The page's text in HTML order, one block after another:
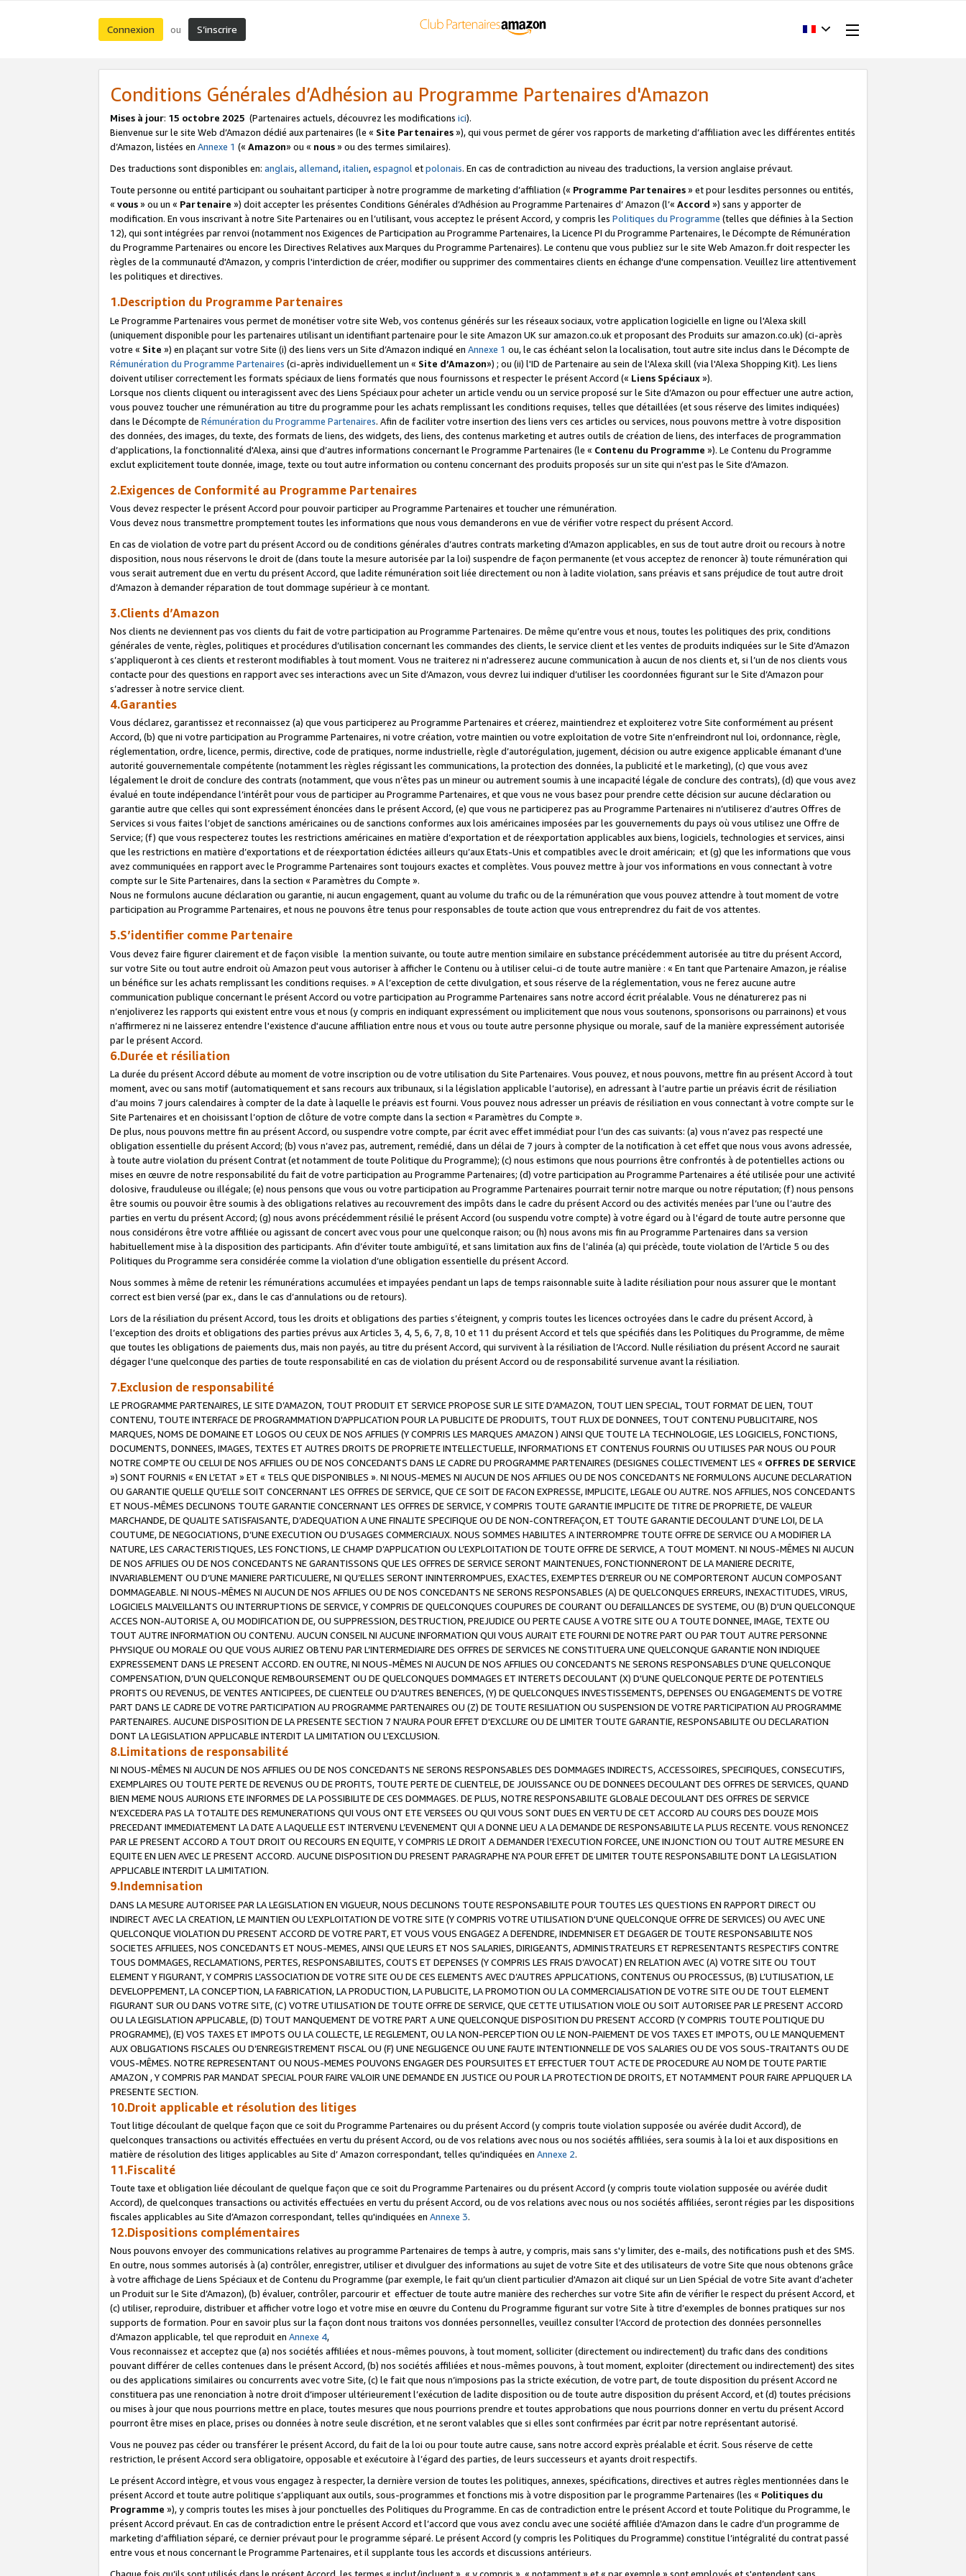
Connexion ou S’inscrire
Conditions Générales d’Adhésion au Programme Partenaires d'Amazon
Mises à jour: 15 octobre 2025 (Partenaires actuels, découvrez les modifications ici).
Bienvenue sur le site Web d’Amazon dédié aux partenaires (le « Site Partenaires»), qui vous permet de gérer vos rapports de marketing d’affiliation avec les différentes entités
d’Amazon, listées en Annexe 1 (« Amazon» ou « nous» ou des termes similaires).
Des traductions sont disponibles en: anglais,allemand,italien,espagnoletpolonais. En cas de contradiction au niveau des traductions, la version anglaise prévaut.
Toute personne ou entité participant ou souhaitant participer à notre programme de marketing d’affiliation (« Programme Partenaires» et pour lesdites personnes ou entités,
« vous» ou un « Partenaire ») doit accepter les présentes Conditions Générales d’Adhésion au Programme Partenaires d’ Amazon (l’« Accord ») sans y apporter de
modification. En vous inscrivant à notre Site Partenaires ou en l’utilisant, vous acceptez le présent Accord, y compris les Politiques du Programme (telles que définies à la Section
12), qui sont intégrées par renvoi (notamment nos Exigences de Participation au Programme Partenaires, la Licence PI du Programme Partenaires, le Décompte de Rémunération
du Programme Partenaires ou encore les Directives Relatives aux Marques du Programme Partenaires). Le contenu que vous publiez sur le site Web Amazon.fr doit respecter les
règles de la communauté d'Amazon, y compris l'interdiction de créer, modifier ou supprimer des commentaires clients en échange d'une compensation. Veuillez lire attentivement
les politiques et directives.
1.Description du Programme Partenaires
Le Programme Partenaires vous permet de monétiser votre site Web, vos contenus générés sur les réseaux sociaux, votre application logicielle en ligne ou l'Alexa skill
(uniquement disponible pour les partenaires utilisant un identifiant partenaire pour le site Amazon UK sur amazon.co.uk et proposant des Produits sur amazon.co.uk) (ci-après
votre « Site ») en plaçant sur votre Site (i) des liens vers un Site d’Amazon indiqué en Annexe 1 ou, le cas échéant selon la localisation, tout autre site inclus dans le Décompte de
Rémunération du Programme Partenaires (ci-après individuellement un « Site d’Amazon») ; ou (ii) l'ID de Partenaire au sein de l'Alexa skill (via l'Alexa Shopping Kit). Les liens
doivent utiliser correctement les formats spéciaux de liens formatés que nous fournissons et respecter le présent Accord (« Liens Spéciaux»).
Lorsque nos clients cliquent ou interagissent avec des Liens Spéciaux pour acheter un article vendu ou un service proposé sur le Site d’Amazon ou pour effectuer une autre action,
vous pouvez toucher une rémunération au titre du programme pour les achats remplissant les conditions requises, telles que détaillées (et sous réserve des limites indiquées)
dans le Décompte de Rémunération du Programme Partenaires. Afin de faciliter votre insertion des liens vers ces articles ou services, nous pouvons mettre à votre disposition
des données, des images, du texte, des formats de liens, des widgets, des liens, des contenus marketing et autres outils de création de liens, des interfaces de programmation
d’applications, la fonctionnalité d'Alexa, ainsi que d’autres informations concernant le Programme Partenaires (le « Contenu du Programme »). Le Contenu du Programme
exclut explicitement toute donnée, image, texte ou tout autre information ou contenu concernant des produits proposés sur un site qui n’est pas le Site d’Amazon.
2.Exigences de Conformité au Programme Partenaires
Vous devez respecter le présent Accord pour pouvoir participer au Programme Partenaires et toucher une rémunération.
Vous devez nous transmettre promptement toutes les informations que nous vous demanderons en vue de vérifier votre respect du présent Accord.
En cas de violation de votre part du présent Accord ou de conditions générales d’autres contrats marketing d’Amazon applicables, en sus de tout autre droit ou recours à notre
disposition, nous nous réservons le droit de (dans toute la mesure autorisée par la loi) suspendre de façon permanente (et vous acceptez de renoncer à) toute rémunération qui
vous serait autrement due en vertu du présent Accord, que ladite rémunération soit liée directement ou non à ladite violation, sans préavis et sans préjudice de tout autre droit
d’Amazon à demander réparation de tout dommage supérieur à ce montant.
3.Clients d’Amazon
Nos clients ne deviennent pas vos clients du fait de votre participation au Programme Partenaires. De même qu’entre vous et nous, toutes les politiques des prix, conditions
générales de vente, règles, politiques et procédures d’utilisation concernant les commandes des clients, le service client et les ventes de produits indiquées sur le Site d’Amazon
s’appliqueront à ces clients et resteront modifiables à tout moment. Vous ne traiterez ni n'adresserez aucune communication à aucun de nos clients et, si l’un de nos clients vous
contacte pour des questions en rapport avec ses interactions avec un Site d’Amazon, vous devrez lui indiquer d’utiliser les coordonnées figurant sur le Site d’Amazon pour
s’adresser à notre service client.
4.Garanties
Vous déclarez, garantissez et reconnaissez (a) que vous participerez au Programme Partenaires et créerez, maintiendrez et exploiterez votre Site conformément au présent
Accord, (b) que ni votre participation au Programme Partenaires, ni votre création, votre maintien ou votre exploitation de votre Site n’enfreindront nul loi, ordonnance, règle,
réglementation, ordre, licence, permis, directive, code de pratiques, norme industrielle, règle d’autorégulation, jugement, décision ou autre exigence applicable émanant d’une
autorité gouvernementale compétente (notamment les règles régissant les communications, la protection des données, la publicité et le marketing), (c) que vous avez
légalement le droit de conclure des contrats (notamment, que vous n’êtes pas un mineur ou autrement soumis à une incapacité légale de conclure des contrats), (d) que vous avez
évalué en toute indépendance l’intérêt pour vous de participer au Programme Partenaires, et que vous ne vous basez pour prendre cette décision sur aucune déclaration ou
garantie autre que celles qui sont expressément énoncées dans le présent Accord, (e) que vous ne participerez pas au Programme Partenaires ni n’utiliserez d’autres Offres de
Services si vous faites l’objet de sanctions américaines ou de sanctions conformes aux lois américaines imposées par les gouvernements du pays où vous utilisez une Offre de
Service; (f) que vous respecterez toutes les restrictions américaines en matière d’exportation et de réexportation applicables aux biens, logiciels, technologies et services, ainsi
que les restrictions en matière d’exportations et de réexportation édictées ailleurs qu’aux Etats-Unis et compatibles avec le droit américain; et (g) que les informations que vous
avez communiquées en rapport avec le Programme Partenaires sont toujours exactes et complètes. Vous pouvez mettre à jour vos informations en vous connectant à votre
compte sur le Site Partenaires, dans la section « Paramètres du Compte ».
Nous ne formulons aucune déclaration ou garantie, ni aucun engagement, quant au volume du trafic ou de la rémunération que vous pouvez attendre à tout moment de votre
participation au Programme Partenaires, et nous ne pouvons être tenus pour responsables de toute action que vous entreprendrez du fait de vos attentes.
5.S’identifier comme Partenaire
Vous devez faire figurer clairement et de façon visible la mention suivante, ou toute autre mention similaire en substance précédemment autorisée au titre du présent Accord,
sur votre Site ou tout autre endroit où Amazon peut vous autoriser à afficher le Contenu ou à utiliser celui-ci de toute autre manière : « En tant que Partenaire Amazon, je réalise
un bénéfice sur les achats remplissant les conditions requises. » A l’exception de cette divulgation, et sous réserve de la réglementation, vous ne ferez aucune autre
communication publique concernant le présent Accord ou votre participation au Programme Partenaires sans notre accord écrit préalable. Vous ne dénaturerez pas ni
n’enjoliverez les rapports qui existent entre vous et nous (y compris en indiquant expressément ou implicitement que nous vous soutenons, sponsorisons ou parrainons) et vous
n’affirmerez ni ne laisserez entendre l'existence d'aucune affiliation entre nous et vous ou toute autre personne physique ou morale, sauf de la manière expressément autorisée
par le présent Accord.
6.Durée et résiliation
La durée du présent Accord débute au moment de votre inscription ou de votre utilisation du Site Partenaires. Vous pouvez, et nous pouvons, mettre fin au présent Accord à tout
moment, avec ou sans motif (automatiquement et sans recours aux tribunaux, si la législation applicable l’autorise), en adressant à l’autre partie un préavis écrit de résiliation
d’au moins 7 jours calendaires à compter de la date à laquelle le préavis est fourni. Vous pouvez nous adresser un préavis de résiliation en vous connectant à votre compte sur le
Site Partenaires et en choisissant l’option de clôture de votre compte dans la section « Paramètres du Compte ».
De plus, nous pouvons mettre fin au présent Accord, ou suspendre votre compte, par écrit avec effet immédiat pour l’un des cas suivants: (a) vous n’avez pas respecté une
obligation essentielle du présent Accord; (b) vous n’avez pas, autrement, remédié, dans un délai de 7 jours à compter de la notification à cet effet que nous vous avons adressée,
à toute autre violation du présent Contrat (et notamment de toute Politique du Programme); (c) nous estimons que nous pourrions être confrontés à de potentielles actions ou
mises en œuvre de notre responsabilité du fait de votre participation au Programme Partenaires; (d) votre participation au Programme Partenaires a été utilisée pour une activité
dolosive, frauduleuse ou illégale; (e) nous pensons que vous ou votre participation au Programme Partenaires pourrait ternir notre marque ou notre réputation; (f) nous pensons
être soumis ou pouvoir être soumis à des obligations relatives au recouvrement des impôts dans le cadre du présent Accord ou des activités menées par l’une ou l’autre des
parties en vertu du présent Accord; (g) nous avons précédemment résilié le présent Accord (ou suspendu votre compte) à votre égard ou à l'égard de toute autre personne que
nous considérons être votre affiliée ou agissant de concert avec vous pour une quelconque raison; ou (h) nous avons mis fin au Programme Partenaires dans sa version
habituellement mise à la disposition des participants. Afin d’éviter toute ambiguïté, et sans limitation aux fins de l’alinéa (a) qui précède, toute violation de l’Article 5 ou des
Politiques du Programme sera considérée comme la violation d’une obligation essentielle du présent Accord.
Nous sommes à même de retenir les rémunérations accumulées et impayées pendant un laps de temps raisonnable suite à ladite résiliation pour nous assurer que le montant
correct est bien versé (par ex., dans le cas d’annulations ou de retours).
Lors de la résiliation du présent Accord, tous les droits et obligations des parties s’éteignent, y compris toutes les licences octroyées dans le cadre du présent Accord, à
l’exception des droits et obligations des parties prévus aux Articles 3, 4, 5, 6, 7, 8, 10 et 11 du présent Accord et tels que spécifiés dans les Politiques du Programme, de même
que toutes les obligations de paiements dus, mais non payés, au titre du présent Accord, qui survivent à la résiliation de l’Accord. Nulle résiliation du présent Accord ne saurait
dégager l'une quelconque des parties de toute responsabilité en cas de violation du présent Accord ou de responsabilité survenue avant la résiliation.
7.Exclusion de responsabilité
LE PROGRAMME PARTENAIRES, LE SITE D’AMAZON, TOUT PRODUIT ET SERVICE PROPOSE SUR LE SITE D’AMAZON, TOUT LIEN SPECIAL, TOUT FORMAT DE LIEN, TOUT
CONTENU, TOUTE INTERFACE DE PROGRAMMATION D'APPLICATION POUR LA PUBLICITE DE PRODUITS, TOUT FLUX DE DONNEES, TOUT CONTENU PUBLICITAIRE, NOS
MARQUES, NOMS DE DOMAINE ET LOGOS OU CEUX DE NOS AFFILIES (Y COMPRIS LES MARQUES AMAZON ) AINSI QUE TOUTE LA TECHNOLOGIE, LES LOGICIELS, FONCTIONS,
DOCUMENTS, DONNEES, IMAGES, TEXTES ET AUTRES DROITS DE PROPRIETE INTELLECTUELLE, INFORMATIONS ET CONTENUS FOURNIS OU UTILISES PAR NOUS OU POUR
NOTRE COMPTE OU CELUI DE NOS AFFILIES OU DE NOS CONCEDANTS DANS LE CADRE DU PROGRAMME PARTENAIRES (DESIGNES COLLECTIVEMENT LES « OFFRES DE SERVICE
») SONT FOURNIS « EN L’ETAT » ET « TELS QUE DISPONIBLES ». NI NOUS-MEMES NI AUCUN DE NOS AFFILIES OU DE NOS CONCEDANTS NE FORMULONS AUCUNE DECLARATION
OU GARANTIE QUELLE QU’ELLE SOIT CONCERNANT LES OFFRES DE SERVICE, QUE CE SOIT DE FACON EXPRESSE, IMPLICITE, LEGALE OU AUTRE. NOS AFFILIES, NOS CONCEDANTS
ET NOUS-MÊMES DECLINONS TOUTE GARANTIE CONCERNANT LES OFFRES DE SERVICE, Y COMPRIS TOUTE GARANTIE IMPLICITE DE TITRE DE PROPRIETE, DE VALEUR
MARCHANDE, DE QUALITE SATISFAISANTE, D’ADEQUATION A UNE FINALITE SPECIFIQUE OU DE NON-CONTREFAÇON, ET TOUTE GARANTIE DECOULANT D’UNE LOI, DE LA
COUTUME, DE NEGOCIATIONS, D’UNE EXECUTION OU D’USAGES COMMERCIAUX. NOUS SOMMES HABILITES A INTERROMPRE TOUTE OFFRE DE SERVICE OU A MODIFIER LA
NATURE, LES CARACTERISTIQUES, LES FONCTIONS, LE CHAMP D’APPLICATION OU L’EXPLOITATION DE TOUTE OFFRE DE SERVICE, A TOUT MOMENT. NI NOUS-MÊMES NI AUCUN
DE NOS AFFILIES OU DE NOS CONCEDANTS NE GARANTISSONS QUE LES OFFRES DE SERVICE SERONT MAINTENUES, FONCTIONNERONT DE LA MANIERE DECRITE,
INVARIABLEMENT OU D’UNE MANIERE PARTICULIERE, NI QU’ELLES SERONT ININTERROMPUES, EXACTES, EXEMPTES D’ERREUR OU NE COMPORTERONT AUCUN COMPOSANT
DOMMAGEABLE. NI NOUS-MÊMES NI AUCUN DE NOS AFFILIES OU DE NOS CONCEDANTS NE SERONS RESPONSABLES (A) DE QUELCONQUES ERREURS, INEXACTITUDES, VIRUS,
LOGICIELS MALVEILLANTS OU INTERRUPTIONS DE SERVICE, Y COMPRIS DE QUELCONQUES COUPURES DE COURANT OU DEFAILLANCES DE SYSTEME, OU (B) D'UN QUELCONQUE
ACCES NON-AUTORISE A, OU MODIFICATION DE, OU SUPPRESSION, DESTRUCTION, PREJUDICE OU PERTE CAUSE A VOTRE SITE OU A TOUTE DONNEE, IMAGE, TEXTE OU
TOUT AUTRE INFORMATION OU CONTENU. AUCUN CONSEIL NI AUCUNE INFORMATION QUI VOUS AURAIT ETE FOURNI DE NOTRE PART OU PAR TOUT AUTRE PERSONNE
PHYSIQUE OU MORALE OU QUE VOUS AURIEZ OBTENU PAR L’INTERMEDIAIRE DES OFFRES DE SERVICES NE CONSTITUERA UNE QUELCONQUE GARANTIE NON INDIQUEE
EXPRESSEMENT DANS LE PRESENT ACCORD. EN OUTRE, NI NOUS-MÊMES NI AUCUN DE NOS AFFILIES OU CONCEDANTS NE SERONS RESPONSABLES D’UNE QUELCONQUE
COMPENSATION, D’UN QUELCONQUE REMBOURSEMENT OU DE QUELCONQUES DOMMAGES ET INTERETS DECOULANT (X) D'UNE QUELCONQUE PERTE DE POTENTIELS
PROFITS OU REVENUS, DE VENTES ANTICIPEES, DE CLIENTELE OU D'AUTRES BENEFICES, (Y) DE QUELCONQUES INVESTISSEMENTS, DEPENSES OU ENGAGEMENTS DE VOTRE
PART DANS LE CADRE DE VOTRE PARTICIPATION AU PROGRAMME PARTENAIRES OU (Z) DE TOUTE RESILIATION OU SUSPENSION DE VOTRE PARTICIPATION AU PROGRAMME
PARTENAIRES. AUCUNE DISPOSITION DE LA PRESENTE SECTION 7 N'AURA POUR EFFET D'EXCLURE OU DE LIMITER TOUTE GARANTIE, RESPONSABILITE OU DECLARATION
DONT LA LEGISLATION APPLICABLE INTERDIT LA LIMITATION OU L’EXCLUSION.
8.Limitations de responsabilité
NI NOUS-MÊMES NI AUCUN DE NOS AFFILIES OU DE NOS CONCEDANTS NE SERONS RESPONSABLES DES DOMMAGES INDIRECTS, ACCESSOIRES, SPECIFIQUES, CONSECUTIFS,
EXEMPLAIRES OU TOUTE PERTE DE REVENUS OU DE PROFITS, TOUTE PERTE DE CLIENTELE, DE JOUISSANCE OU DE DONNEES DECOULANT DES OFFRES DE SERVICES, QUAND
BIEN MEME NOUS AURIONS ETE INFORMES DE LA POSSIBILITE DE CES DOMMAGES. DE PLUS, NOTRE RESPONSABILITE GLOBALE DECOULANT DES OFFRES DE SERVICE
N’EXCEDERA PAS LA TOTALITE DES REMUNERATIONS QUI VOUS ONT ETE VERSEES OU QUI VOUS SONT DUES EN VERTU DE CET ACCORD AU COURS DES DOUZE MOIS
PRECEDANT IMMEDIATEMENT LA DATE A LAQUELLE EST INTERVENU L’EVENEMENT QUI A DONNE LIEU A LA DEMANDE DE RESPONSABILITE LA PLUS RECENTE. VOUS RENONCEZ
PAR LE PRESENT ACCORD A TOUT DROIT OU RECOURS EN EQUITE, Y COMPRIS LE DROIT A DEMANDER l'EXECUTION FORCEE, UNE INJONCTION OU TOUT AUTRE MESURE EN
EQUITE EN LIEN AVEC LE PRESENT ACCORD. AUCUNE DISPOSITION DU PRESENT PARAGRAPHE N'A POUR EFFET DE LIMITER TOUTE RESPONSABILITE DONT LA LEGISLATION
APPLICABLE INTERDIT LA LIMITATION.
9.Indemnisation
DANS LA MESURE AUTORISEE PAR LA LEGISLATION EN VIGUEUR, NOUS DECLINONS TOUTE RESPONSABILITE POUR TOUTES LES QUESTIONS EN RAPPORT DIRECT OU
INDIRECT AVEC LA CREATION, LE MAINTIEN OU L’EXPLOITATION DE VOTRE SITE (Y COMPRIS VOTRE UTILISATION D'UNE QUELCONQUE OFFRE DE SERVICES) OU AVEC UNE
QUELCONQUE VIOLATION DU PRESENT ACCORD DE VOTRE PART, ET VOUS VOUS ENGAGEZ A DEFENDRE, INDEMNISER ET DEGAGER DE TOUTE RESPONSABILITE NOS
SOCIETES AFFILIEES, NOS CONCEDANTS ET NOUS-MEMES, AINSI QUE LEURS ET NOS SALARIES, DIRIGEANTS, ADMINISTRATEURS ET REPRESENTANTS RESPECTIFS CONTRE
TOUS DOMMAGES, RECLAMATIONS, PERTES, RESPONSABILITES, COUTS ET DEPENSES (Y COMPRIS LES FRAIS D’AVOCAT) EN RELATION AVEC (A) VOTRE SITE OU TOUT
ELEMENT Y FIGURANT, Y COMPRIS L’ASSOCIATION DE VOTRE SITE OU DE CES ELEMENTS AVEC D’AUTRES APPLICATIONS, CONTENUS OU PROCESSUS, (B) L’UTILISATION, LE
DEVELOPPEMENT, LA CONCEPTION, LA FABRICATION, LA PRODUCTION, LA PUBLICITE, LA PROMOTION OU LA COMMERCIALISATION DE VOTRE SITE OU DE TOUT ELEMENT
FIGURANT SUR OU DANS VOTRE SITE, (C) VOTRE UTILISATION DE TOUTE OFFRE DE SERVICE, QUE CETTE UTILISATION VIOLE OU SOIT AUTORISEE PAR LE PRESENT ACCORD
OU LA LEGISLATION APPLICABLE, (D) TOUT MANQUEMENT DE VOTRE PART A UNE QUELCONQUE DISPOSITION DU PRESENT ACCORD (Y COMPRIS TOUTE POLITIQUE DU
PROGRAMME), (E) VOS TAXES ET IMPOTS OU LA COLLECTE, LE REGLEMENT, OU LA NON-PERCEPTION OU LE NON-PAIEMENT DE VOS TAXES ET IMPOTS, OU LE MANQUEMENT
AUX OBLIGATIONS FISCALES OU D’ENREGISTREMENT FISCAL OU (F) UNE NEGLIGENCE OU UNE FAUTE INTENTIONNELLE DE VOS SALARIES OU DE VOS SOUS-TRAITANTS OU DE
VOUS-MÊMES. NOTRE REPRESENTANT OU NOUS-MEMES POUVONS ENGAGER DES POURSUITES ET EFFECTUER TOUT ACTE DE PROCEDURE AU NOM DE TOUTE PARTIE
AMAZON , Y COMPRIS PAR MANDAT SPECIAL POUR FAIRE VALOIR UNE DEMANDE EN JUSTICE OU POUR LA PROTECTION DE DROITS, ET NOTAMMENT POUR FAIRE APPLIQUER LA
PRESENTE SECTION.
10.Droit applicable et résolution des litiges
Tout litige découlant de quelque façon que ce soit du Programme Partenaires ou du présent Accord (y compris toute violation supposée ou avérée dudit Accord), de
quelconques transactions ou activités effectuées en vertu du présent Accord, ou de vos relations avec nous ou nos sociétés affiliées, sera soumis à la loi et aux dispositions en
matière de résolution des litiges applicables au Site d’ Amazon correspondant, telles qu'indiquées en Annexe 2.
11.Fiscalité
Toute taxe et obligation liée découlant de quelque façon que ce soit du Programme Partenaires ou du présent Accord (y compris toute violation supposée ou avérée dudit
Accord), de quelconques transactions ou activités effectuées en vertu du présent Accord, ou de vos relations avec nous ou nos sociétés affiliées, seront régies par les dispositions
fiscales applicables au Site d’Amazon correspondant, telles qu'indiquées en Annexe 3.
12.Dispositions complémentaires
Nous pouvons envoyer des communications relatives au programme Partenaires de temps à autre, y compris, mais sans s'y limiter, des e-mails, des notifications push et des SMS.
En outre, nous sommes autorisés à (a) contrôler, enregistrer, utiliser et divulguer des informations au sujet de votre Site et des utilisateurs de votre Site que nous obtenons grâce
à votre affichage de Liens Spéciaux et de Contenu du Programme (par exemple, le fait qu’un client particulier d'Amazon ait cliqué sur un Lien Spécial de votre Site avant d’acheter
un Produit sur le Site d’Amazon), (b) évaluer, contrôler, parcourir et effectuer de toute autre manière des recherches sur votre Site afin de vérifier le respect du présent Accord, et
(c) utiliser, reproduire, distribuer et afficher votre logo et votre mise en œuvre du Contenu du Programme figurant sur votre Site à titre d’exemples de bonnes pratiques sur nos
supports de formation. Pour en savoir plus sur la façon dont nous traitons vos données personnelles, veuillez consulter l’Accord de protection des données personnelles
d’Amazon applicable, tel que reproduit en Annexe 4,
Vous reconnaissez et acceptez que (a) nos sociétés affiliées et nous-mêmes pouvons, à tout moment, solliciter (directement ou indirectement) du trafic dans des conditions
pouvant différer de celles contenues dans le présent Accord, (b) nos sociétés affiliées et nous-mêmes pouvons, à tout moment, exploiter (directement ou indirectement) des sites
ou des applications similaires ou concurrents avec votre Site, (c) le fait que nous n’imposions pas la stricte exécution, de votre part, de toute disposition du présent Accord ne
constituera pas une renonciation à notre droit d’imposer ultérieurement l’exécution de ladite disposition ou de toute autre disposition du présent Accord, et (d) toutes précisions
ou mises à jour que nous pourrions mettre en place, toutes mesures que nous pourrions prendre et toutes approbations que nous pourrions donner en vertu du présent Accord
pourront être mises en place, prises ou données à notre seule discrétion, et ne seront valables que si elles sont confirmées par écrit par notre représentant autorisé.
Vous ne pouvez pas céder ou transférer le présent Accord, du fait de la loi ou pour toute autre cause, sans notre accord exprès préalable et écrit. Sous réserve de cette
restriction, le présent Accord sera obligatoire, opposable et exécutoire à l’égard des parties, de leurs successeurs et ayants droit respectifs.
Le présent Accord intègre, et vous vous engagez à respecter, la dernière version de toutes les politiques, annexes, spécifications, directives et autres règles mentionnées dans le
présent Accord et toute autre politique s’appliquant aux outils, sous-programmes et fonctions mis à votre disposition par le programme Partenaires (les « Politiques du
Programme »), y compris toutes les mises à jour ponctuelles des Politiques du Programme. En cas de contradiction entre le présent Accord et toute Politique du Programme, le
présent Accord prévaut. En cas de contradiction entre le présent Accord et l’accord que vous avez conclu avec une société affiliée d’Amazon dans le cadre d’un programme de
marketing d’affiliation séparé, ce dernier prévaut pour le programme séparé. Le présent Accord (y compris les Politiques du Programme) constitue l’intégralité du contrat passé
entre vous et nous concernant le Programme Partenaires, et il supplante tous les accords et discussions antérieurs.